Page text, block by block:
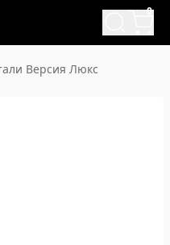
0
Версия Люкс